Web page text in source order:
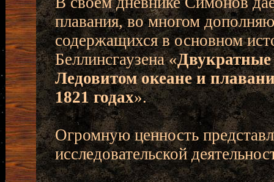
плавания, во многом
содержащихся в основном
Беллинсгаузена «
Ледовитом океане и
1821 годах».
Огромную ценность
исследовательской